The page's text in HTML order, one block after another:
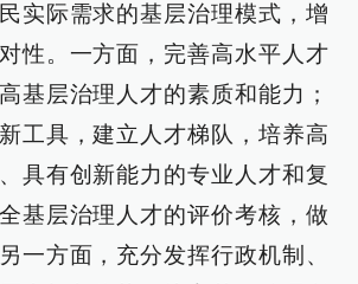
实际需求的基层治理模式，增
性。一方面，完善高水平人才
基层治理人才的素质和能力；
工具，建立人才梯队，培养高
具有创新能力的专业人才和复
基层治理人才的评价考核，做
一方面，充分发挥行政机制、